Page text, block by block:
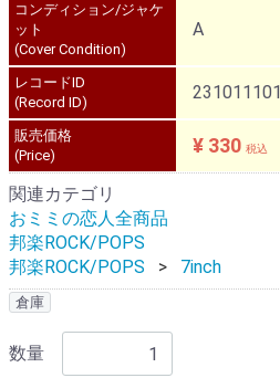
コンディション/ジャケ
ット
(Cover Condition)
A
レコードID
(Record ID)
231011101
販売価格
(Price)
¥ 330 税込
関連カテゴリ
おミミの恋人全商品
邦楽ROCK/POPS
邦楽ROCK/POPS
7inch
倉庫
数量